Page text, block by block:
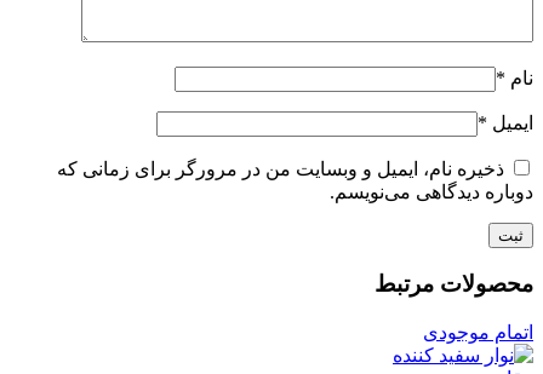
نام *
ایمیل *
ذخیره نام، ایمیل و وبسایت من در مرورگر برای زمانی که
دوباره دیدگاهی می‌نویسم.
محصولات مرتبط
اتمام موجودی